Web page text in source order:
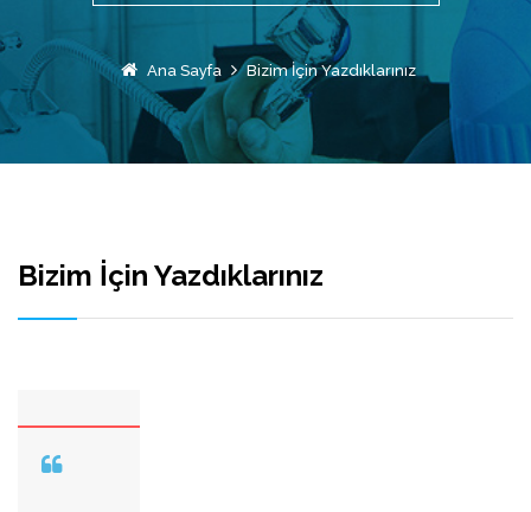
Ana Sayfa Bizim İçin Yazdıklarınız
Bizim İçin Yazdıklarınız